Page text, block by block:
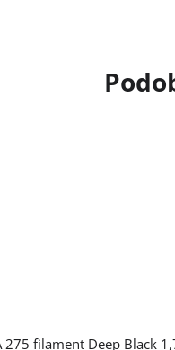
275 filament Deep Black